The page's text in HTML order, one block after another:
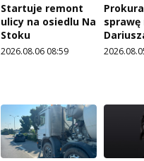
Startuje remont
ulicy na osiedlu Na
Stoku
2026.08.06 08:59
sprawę